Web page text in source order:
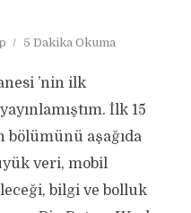
5 Dakika Okuma
’nin ilk
İlk 15
aşağıda
veri, mobil
bilgi ve bolluk